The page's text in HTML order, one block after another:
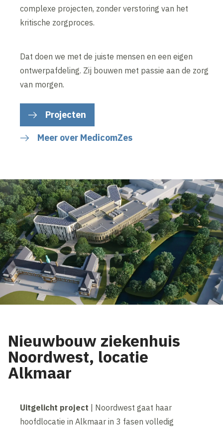
complexe projecten, zonder verstoring van het
kritische zorgproces.
Dat doen we met de juiste mensen en een eigen
ontwerpafdeling. Zij bouwen met passie aan de zorg
van morgen.
Projecten
Meer over MedicomZes
Nieuwbouw ziekenhuis
Noordwest, locatie
Alkmaar
Uitgelicht project
| Noordwest gaat haar
hoofdlocatie in Alkmaar in 3 fasen volledig